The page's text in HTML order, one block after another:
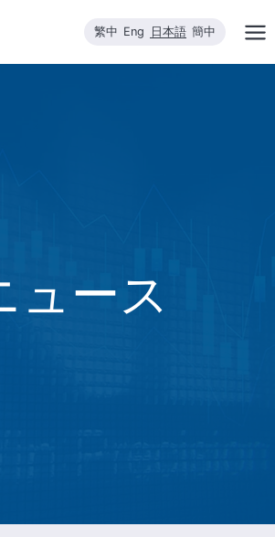
繁中 Eng 日本語 簡中
ュース